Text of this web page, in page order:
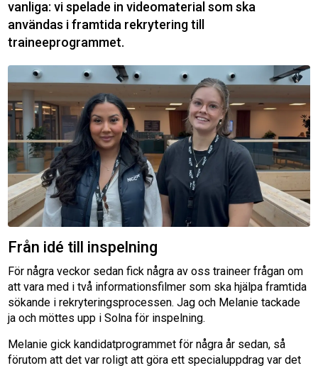
vanliga: vi spelade in videomaterial som ska
användas i framtida rekrytering till
traineeprogrammet.
Från idé till inspelning
För några veckor sedan fick några av oss traineer frågan om
att vara med i två informationsfilmer som ska hjälpa framtida
sökande i rekryteringsprocessen. Jag och Melanie tackade
ja och möttes upp i Solna för inspelning.
Melanie gick kandidatprogrammet för några år sedan, så
förutom att det var roligt att göra ett specialuppdrag var det